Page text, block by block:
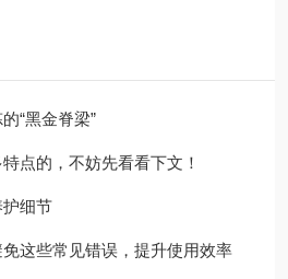
“黑金脊梁”
点的，不妨先看看下文！
细节
这些常见错误，提升使用效率